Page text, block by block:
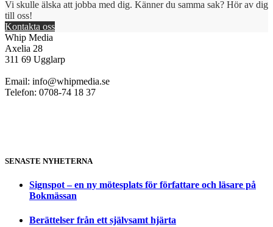
Vi skulle älska att jobba med dig. Känner du samma sak? Hör av dig
till oss!
Kontakta oss
Whip Media
Axelia 28
311 69 Ugglarp
Email: info@whipmedia.se
Telefon: 0708-74 18 37
SENASTE NYHETERNA
Signspot – en ny mötesplats för författare och läsare på
Bokmässan
Berättelser från ett självsamt hjärta